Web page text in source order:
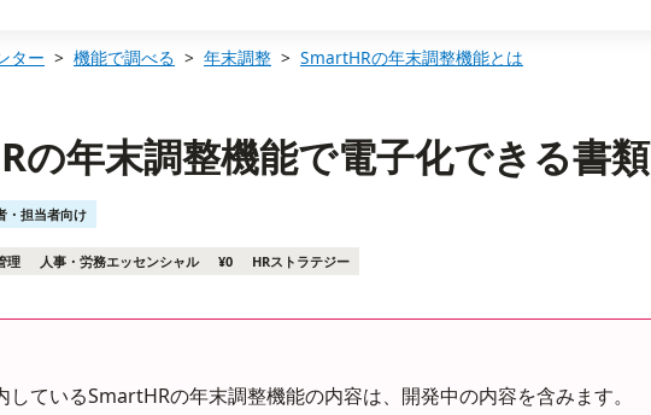
ター 機能で調べる 年末調整 SmartHRの年末調整機能とは
の年末調整機能で電子化できる書類
・担当者向け
理 人事・労務エッセンシャル ¥0 HRストラテジー
しているSmartHRの年末調整機能の内容は、開発中の内容を含みます。